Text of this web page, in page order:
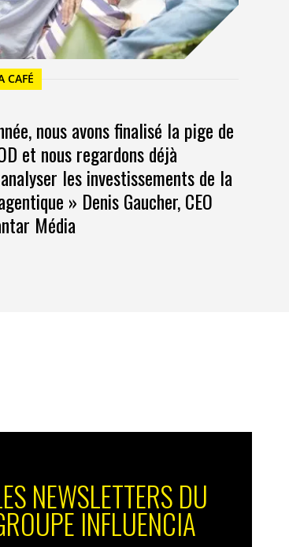
CAFÉ
nous avons finalisé la pige de
et nous regardons déjà
les investissements de la
» Denis Gaucher, CEO
Média
NEWSLETTERS DU
INFLUENCIA